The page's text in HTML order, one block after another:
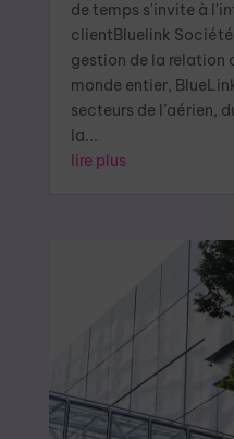
de temps s'invite à
clientBluelink
gestion de la relation
monde entier,
secteurs de l’aérien,
la...
lire plus